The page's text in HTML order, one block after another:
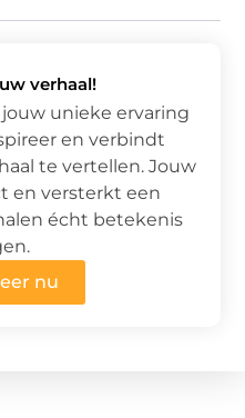
verhaal!
unieke ervaring
en verbindt
te vertellen. Jouw
en versterkt een
écht betekenis
nu